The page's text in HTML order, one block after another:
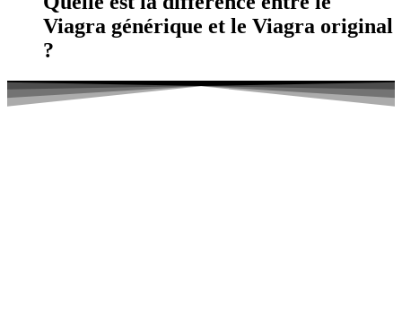
Viagra générique et le Viagra original
?